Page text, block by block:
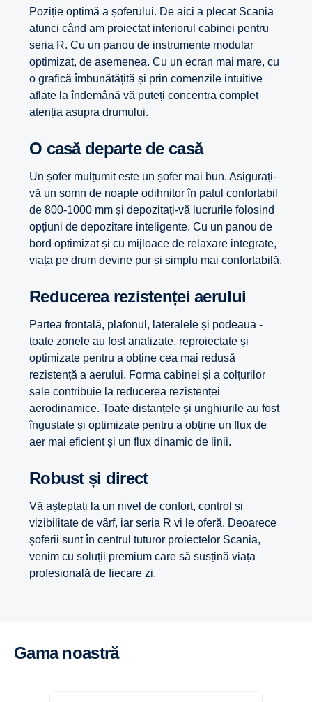
Poziție optimă a șoferului. De aici a plecat Scania
atunci când am proiectat interiorul cabinei pentru
seria R. Cu un panou de instrumente modular
optimizat, de asemenea. Cu un ecran mai mare, cu
o grafică îmbunătățită și prin comenzile intuitive
aflate la îndemână vă puteți concentra complet
atenția asupra drumului.
O casă departe de casă
Un șofer mulțumit este un șofer mai bun. Asigurați-
vă un somn de noapte odihnitor în patul confortabil
de 800-1000 mm și depozitați-vă lucrurile folosind
opțiuni de depozitare inteligente. Cu un panou de
bord optimizat și cu mijloace de relaxare integrate,
viața pe drum devine pur și simplu mai confortabilă.
Reducerea rezistenței aerului
Partea frontală, plafonul, lateralele și podeaua -
toate zonele au fost analizate, reproiectate și
optimizate pentru a obține cea mai redusă
rezistență a aerului. Forma cabinei și a colțurilor
sale contribuie la reducerea rezistenței
aerodinamice. Toate distanțele și unghiurile au fost
îngustate și optimizate pentru a obține un flux de
aer mai eficient și un flux dinamic de linii.
Robust și direct
Vă așteptați la un nivel de confort, control și
vizibilitate de vârf, iar seria R vi le oferă. Deoarece
șoferii sunt în centrul tuturor proiectelor Scania,
venim cu soluții premium care să susțină viața
profesională de fiecare zi.
Gama noastră